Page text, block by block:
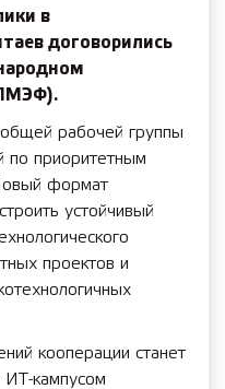
в
договорились
рабочей группы
по приоритетным
формат
устойчивый
проектов и
кооперации станет
ИТ-кампусом